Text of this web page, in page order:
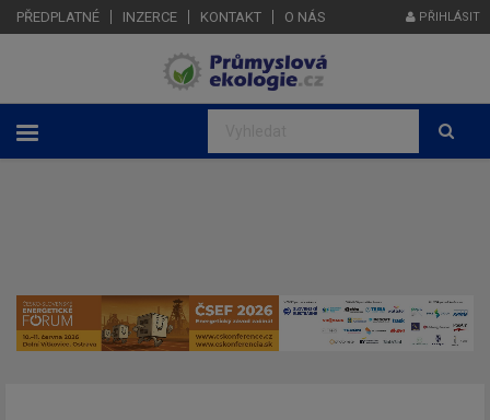
PŘEDPLATNÉ INZERCE KONTAKT O NÁS PŘIHLÁSIT